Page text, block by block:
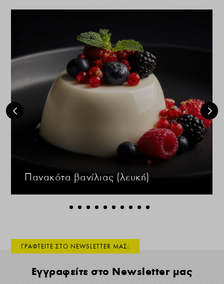
Πανακότα βανίλιας (λευκή)
ΓΡΑΦΤΕΙΤΕ ΣΤΟ NEWSLETTER ΜΑΣ:
Εγγραφείτε στο Newsletter μας